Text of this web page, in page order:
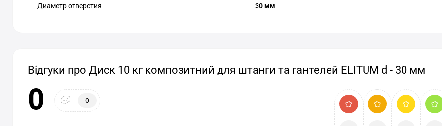
Диаметр отверстия 30 мм
Відгуки про Диск 10 кг композитний для штанги та гантелей ELITUM d - 30 мм
0 0